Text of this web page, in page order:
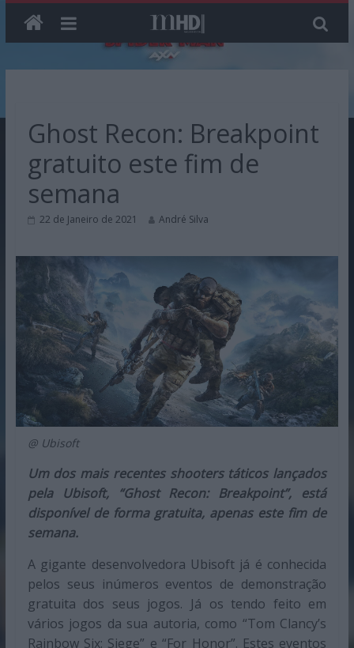
contentGhost Recon: Breakpoint
gratuito este fim de
semana
22 de Janeiro de 2021 André Silva
@ Ubisoft
Um dos mais recentes shooters táticos lançados
pela Ubisoft, “Ghost Recon: Breakpoint”, está
disponível de forma gratuita, apenas este fim de
semana.
A gigante desenvolvedora Ubisoft já é conhecida
pelos seus inúmeros eventos de demonstração
gratuita dos seus jogos. Já os tendo feito em
vários jogos da sua autoria, como “Tom Clancy’s
Rainbow Six: Siege” e “For Honor”. Estes eventos